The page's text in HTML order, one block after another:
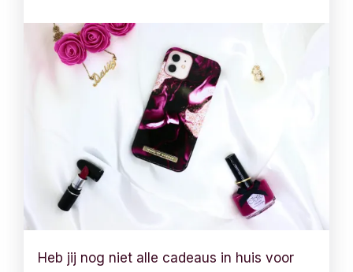
Heb jij nog niet alle cadeaus in huis voor